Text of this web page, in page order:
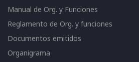
Manual de Org. y Funciones
Reglamento de Org. y funciones
Documentos emitidos
Organigrama